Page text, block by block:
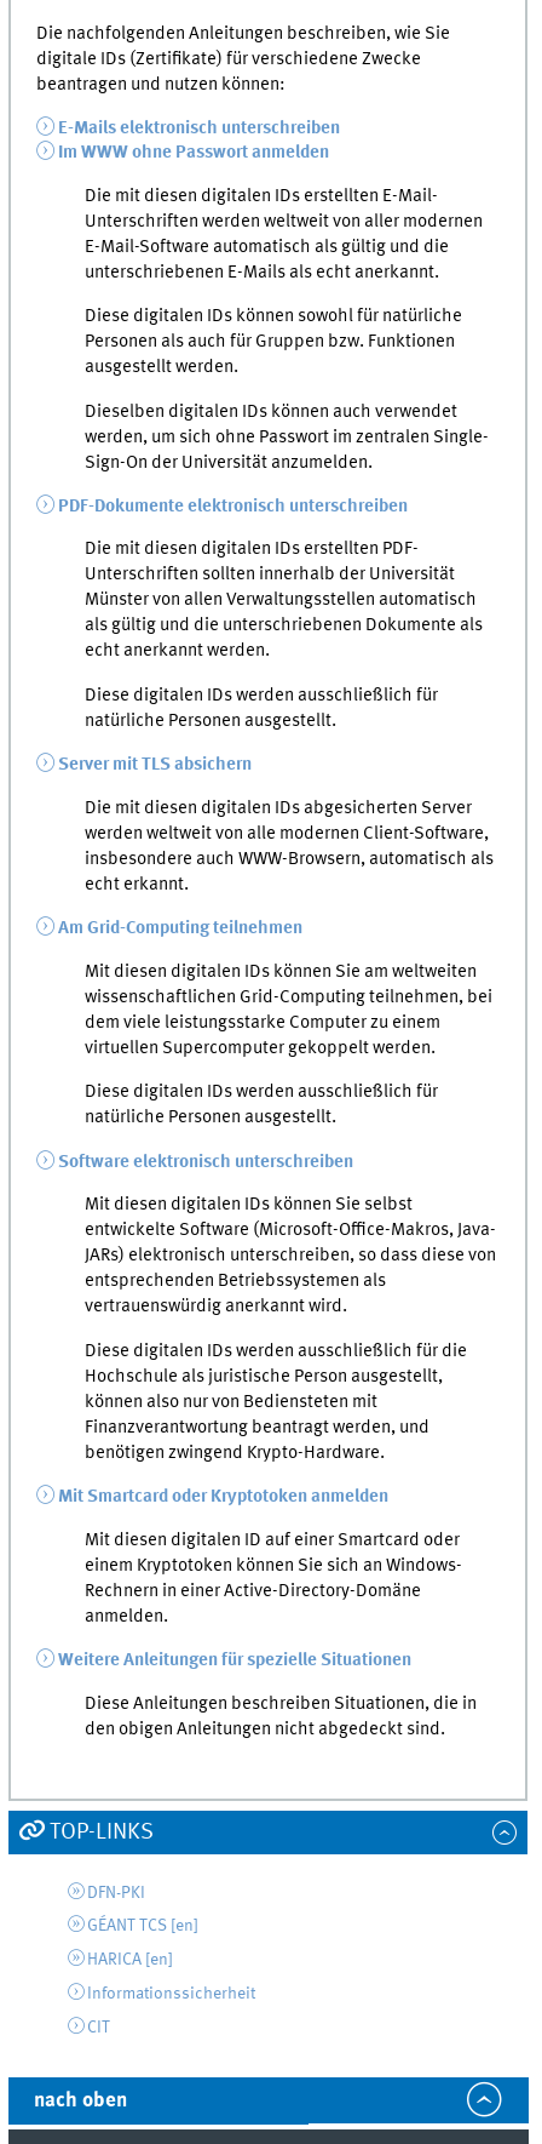
Die nachfolgenden Anleitungen beschreiben, wie Sie
digitale IDs (Zertifikate) für verschiedene Zwecke
beantragen und nutzen können:
E-Mails elektronisch unterschreiben
Im WWW ohne Passwort anmelden
Die mit diesen digitalen IDs erstellten E-Mail-
Unterschriften werden weltweit von aller modernen
E-Mail-Software automatisch als gültig und die
unterschriebenen E-Mails als echt anerkannt.
Diese digitalen IDs können sowohl für natürliche
Personen als auch für Gruppen bzw. Funktionen
ausgestellt werden.
Dieselben digitalen IDs können auch verwendet
werden, um sich ohne Passwort im zentralen Single-
Sign-On der Universität anzumelden.
PDF-Dokumente elektronisch unterschreiben
Die mit diesen digitalen IDs erstellten PDF-
Unterschriften sollten innerhalb der Universität
Münster von allen Verwaltungsstellen automatisch
als gültig und die unterschriebenen Dokumente als
echt anerkannt werden.
Diese digitalen IDs werden ausschließlich für
natürliche Personen ausgestellt.
Server mit TLS absichern
Die mit diesen digitalen IDs abgesicherten Server
werden weltweit von alle modernen Client-Software,
insbesondere auch WWW-Browsern, automatisch als
echt erkannt.
Am Grid-Computing teilnehmen
Mit diesen digitalen IDs können Sie am weltweiten
wissenschaftlichen Grid-Computing teilnehmen, bei
dem viele leistungsstarke Computer zu einem
virtuellen Supercomputer gekoppelt werden.
Diese digitalen IDs werden ausschließlich für
natürliche Personen ausgestellt.
Software elektronisch unterschreiben
Mit diesen digitalen IDs können Sie selbst
entwickelte Software (Microsoft-Office-Makros, Java-
JARs) elektronisch unterschreiben, so dass diese von
entsprechenden Betriebssystemen als
vertrauenswürdig anerkannt wird.
Diese digitalen IDs werden ausschließlich für die
Hochschule als juristische Person ausgestellt,
können also nur von Bediensteten mit
Finanzverantwortung beantragt werden, und
benötigen zwingend Krypto-Hardware.
Mit Smartcard oder Kryptotoken anmelden
Mit diesen digitalen ID auf einer Smartcard oder
einem Kryptotoken können Sie sich an Windows-
Rechnern in einer Active-Directory-Domäne
anmelden.
Weitere Anleitungen für spezielle Situationen
Diese Anleitungen beschreiben Situationen, die in
den obigen Anleitungen nicht abgedeckt sind.
TOP-LINKS
DFN-PKI
GÉANT TCS [ en
HARICA [ en
Informationssicherheit
CIT
nach oben